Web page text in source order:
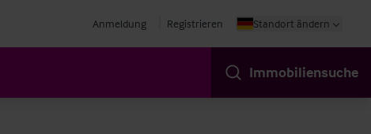
Anmeldung Registrieren Standort ändern
Immobiliensuche